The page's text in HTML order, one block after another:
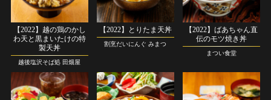
【2022】越の鶏のかし
わ天と黒まいたけの特
製天丼
越後塩沢そば処 田畑屋
【2022】とりたま天丼
割烹だいにんぐ みまつ
【2022】ばあちゃん直
伝のモツ焼き丼
まつい食堂